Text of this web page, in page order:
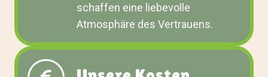
schaffen eine liebevolle
Atmosphäre des Vertrauens.